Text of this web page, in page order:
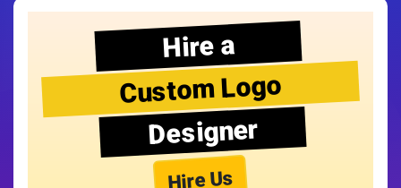
Hire a
Custom Logo
Designer
Hire Us